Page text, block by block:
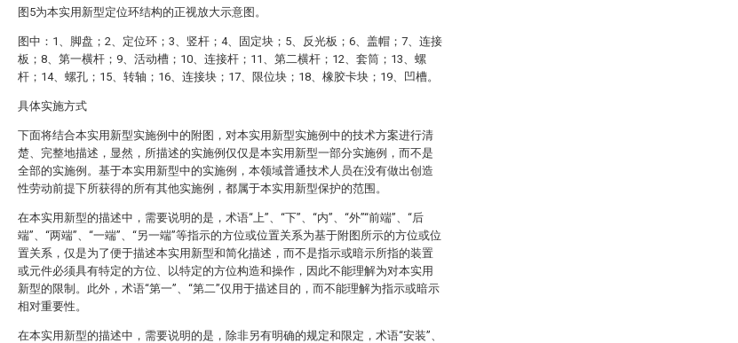
图5为本实用新型定位环结构的正视放大示意图。
图中：1、脚盘；2、定位环；3、竖杆；4、固定块；5、反光板；6、盖帽；7、连接
板；8、第一横杆；9、活动槽；10、连接杆；11、第二横杆；12、套筒；13、螺
杆；14、螺孔；15、转轴；16、连接块；17、限位块；18、橡胶卡块；19、凹槽。
具体实施方式
下面将结合本实用新型实施例中的附图，对本实用新型实施例中的技术方案进行清
楚、完整地描述，显然，所描述的实施例仅仅是本实用新型一部分实施例，而不是
全部的实施例。基于本实用新型中的实施例，本领域普通技术人员在没有做出创造
性劳动前提下所获得的所有其他实施例，都属于本实用新型保护的范围。
在本实用新型的描述中，需要说明的是，术语“上”、“下”、“内”、“外”“前端”、“后
端”、“两端”、“一端”、“另一端”等指示的方位或位置关系为基于附图所示的方位或位
置关系，仅是为了便于描述本实用新型和简化描述，而不是指示或暗示所指的装置
或元件必须具有特定的方位、以特定的方位构造和操作，因此不能理解为对本实用
新型的限制。此外，术语“第一”、“第二”仅用于描述目的，而不能理解为指示或暗示
相对重要性。
在本实用新型的描述中，需要说明的是，除非另有明确的规定和限定，术语“安装”、